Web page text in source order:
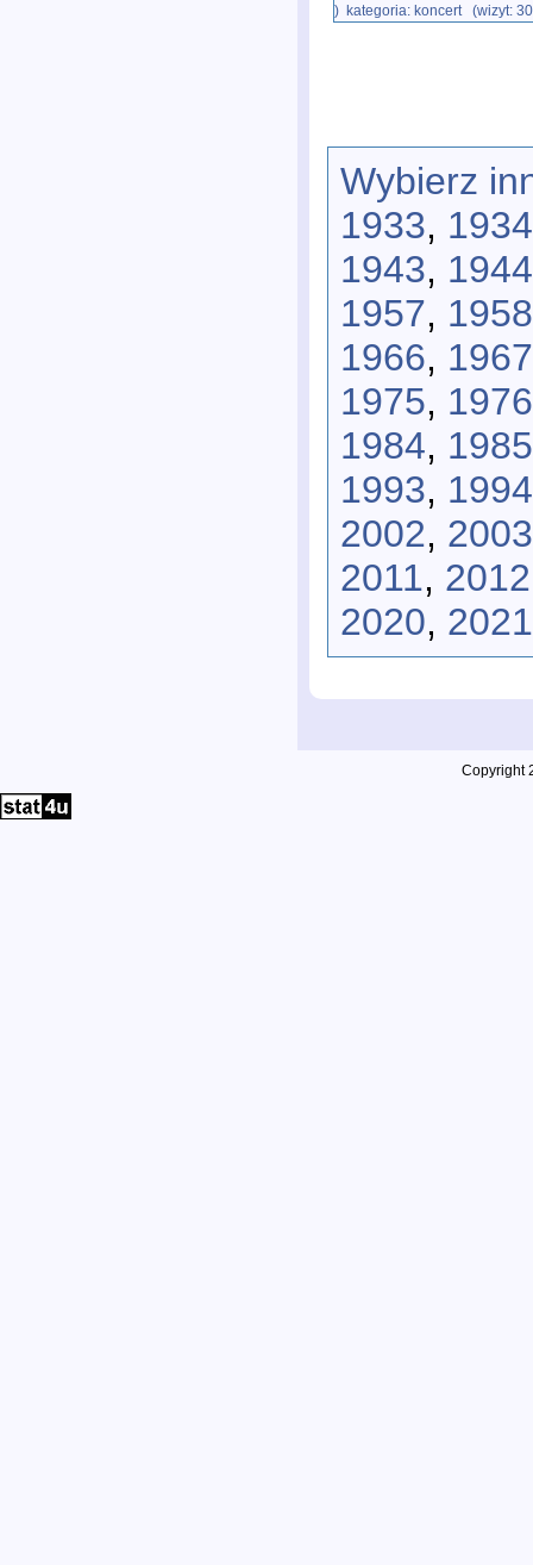
) kategoria: koncert (wizyt:
Wybierz
1933, 1934
1943, 1944
1957, 1958
1966, 1967
1975, 1976
1984, 1985
1993, 1994
2002, 2003
2011, 2012
2020, 2021
Copyright